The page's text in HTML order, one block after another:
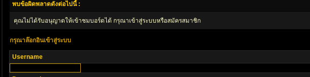
พบข้อผิดพลาดดังต่อไปนี้ :
คุณไม่ได้รับอนุญาตให้เข้าชมบอร์ดได้ กรุณาเข้าสู่ระบบหรือสมัครสมาชิก
กรุณาล๊อกอินเข้าสู่ระบบ
Username